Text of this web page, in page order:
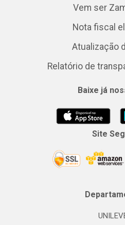
Vem ser
Nota fiscal
Atualização
Relatório de
Baixe já
Site